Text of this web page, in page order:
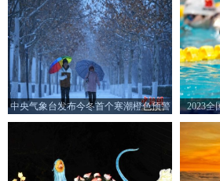
中央气象台发布今冬首个寒潮橙色预警
2023全